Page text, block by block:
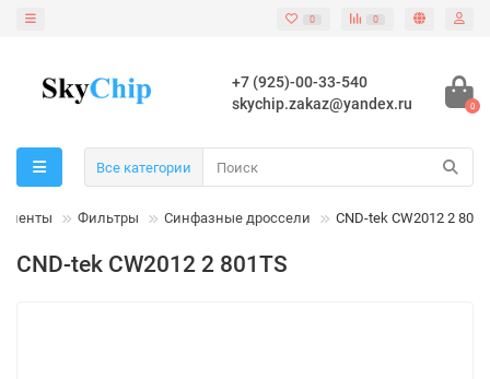
0 0
+7 (925)-00-33-540
skychip.zakaz@yandex.ru
0
Все категории
Фильтры Синфазные дроссели CND-tek CW2012 2
CND-tek CW2012 2 801TS